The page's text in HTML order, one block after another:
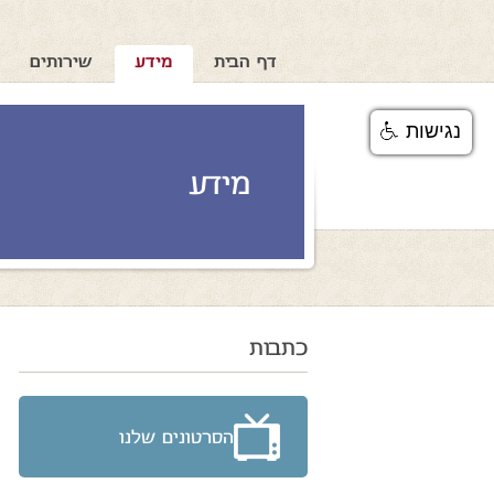
דף הבית מידע שירותים
מידע
כתבות
הסרטונים שלנו
נגישות